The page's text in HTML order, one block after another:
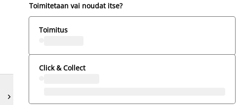

Toimitetaan vai noudat itse?
Toimitus
Click & Collect